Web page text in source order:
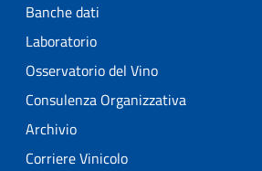
Banche dati
Laboratorio
Osservatorio del Vino
Consulenza Organizzativa
Archivio
Corriere Vinicolo